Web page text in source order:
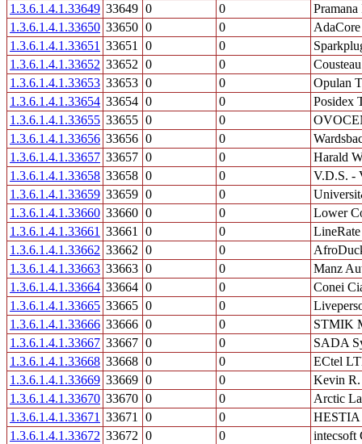
1.3.6.1.4.1.33649 33649 0 0
Pramana
1.3.6.1.4.1.33650 33650 0 0
1.3.6.1.4.1.33651 33651 0 0
1.3.6.1.4.1.33652 33652 0 0
1.3.6.1.4.1.33653 33653 0 0
Opulan
1.3.6.1.4.1.33654 33654 0 0
Posidex
1.3.6.1.4.1.33655 33655 0 0
1.3.6.1.4.1.33656 33656 0 0
1.3.6.1.4.1.33657 33657 0 0
Harald
1.3.6.1.4.1.33658 33658 0 0
V.D.S. -
1.3.6.1.4.1.33659 33659 0 0
1.3.6.1.4.1.33660 33660 0 0
Lower
1.3.6.1.4.1.33661 33661 0 0
1.3.6.1.4.1.33662 33662 0 0
1.3.6.1.4.1.33663 33663 0 0
Manz
1.3.6.1.4.1.33664 33664 0 0
Conei
1.3.6.1.4.1.33665 33665 0 0
1.3.6.1.4.1.33666 33666 0 0
STMIK
1.3.6.1.4.1.33667 33667 0 0
SADA
1.3.6.1.4.1.33668 33668 0 0
ECtel
1.3.6.1.4.1.33669 33669 0 0
Kevin R.
1.3.6.1.4.1.33670 33670 0 0
Arctic
1.3.6.1.4.1.33671 33671 0 0
1.3.6.1.4.1.33672 33672 0 0
intecsoft